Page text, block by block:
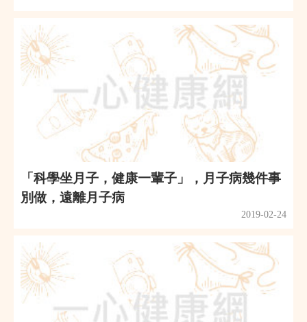
「科學坐月子，健康一輩子」，月子病幾件事
別做，遠離月子病
2019-02-24